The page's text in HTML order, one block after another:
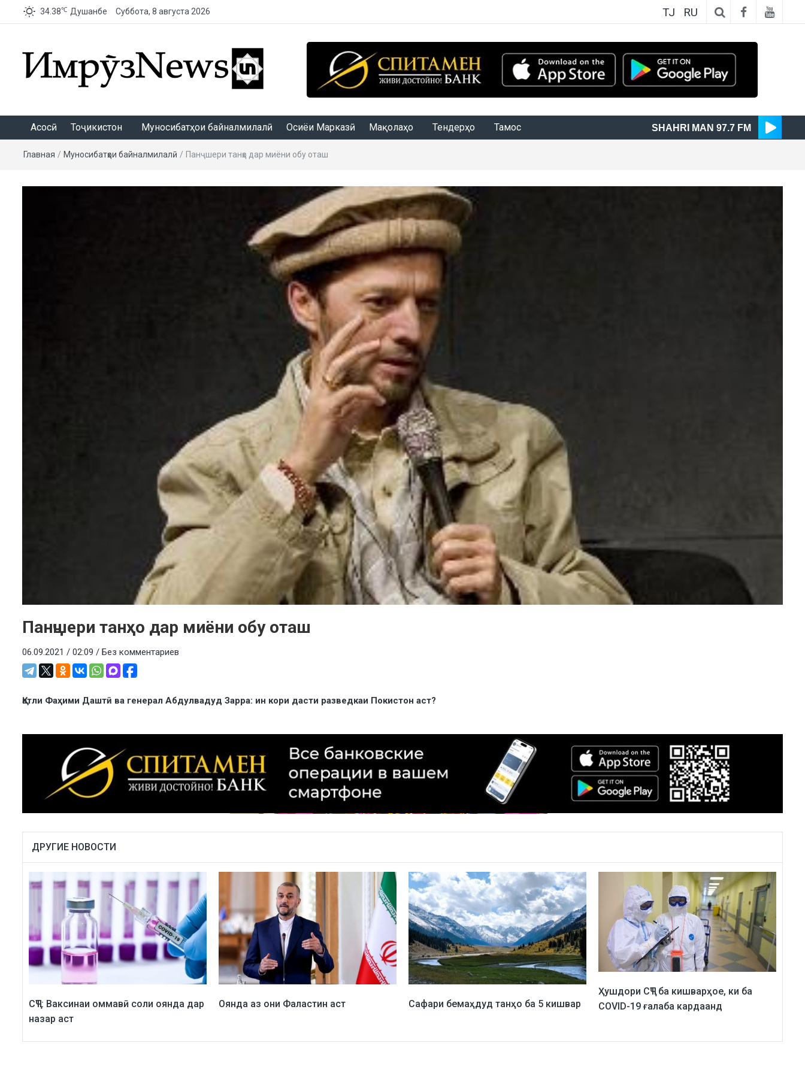
34.38℃ Душанбе Суббота, 8 августа 2026 TJ RU
Асосӣ Тоҷикистон Муносибатҳои байналмилалӣ Осиёи Марказӣ Мақолаҳо Тендерҳо Тамос SHAHRI MAN 97.7 FM
Главная / Муносибатҳои байналмилалӣ / Панҷшери танҳо дар миёни обу оташ
Панҷшери танҳо дар миёни обу оташ
06.09.2021 / 02:09 / Без комментариев
Қатли Фаҳими Даштӣ ва генерал Абдулвадуд Зарра: ин кори дасти разведкаи Покистон аст?
ДРУГИЕ НОВОСТИ
СҶТ: Ваксинаи оммавӣ соли оянда дар
назар аст
Оянда аз они Фаластин аст Сафари бемаҳдуд танҳо ба 5 кишвар
Ҳушдори СҶТ ба кишварҳое, ки ба
COVID-19 ғалаба кардаанд